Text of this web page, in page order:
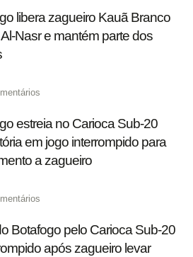
libera zagueiro Kauã Branco
Nasr e mantém parte dos
estreia no Carioca Sub-20
em jogo interrompido para
a zagueiro
Botafogo pelo Carioca Sub-20
após zagueiro levar